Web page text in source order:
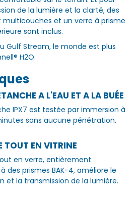
de la lumière et la clarté, des
et un verre à prisme
sont inclus.
Gulf Stream, le monde est plus
H2O.
A L'EAU ET A LA BUÉE
IPX7 est testée par immersion à
sans aucune pénétration.
TOUT EN VITRINE
en verre, entièrement
des prismes BAK-4, améliore le
et la transmission de la lumière.